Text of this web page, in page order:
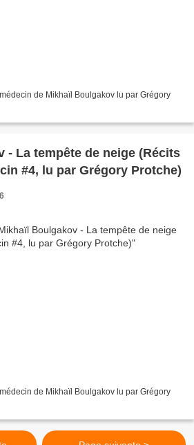
de Mikhaïl Boulgakov lu par Grégory
- La tempête de neige (Récits
#4, lu par Grégory Protche)
de Mikhaïl Boulgakov lu par Grégory